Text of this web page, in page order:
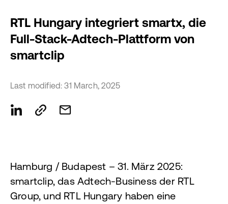
RTL Hungary integriert smartx, die
Full-Stack-Adtech-Plattform von
smartclip
Last modified: 31 March, 2025
Hamburg / Budapest – 31. März 2025:
smartclip, das Adtech-Business der RTL
Group, und RTL Hungary haben eine